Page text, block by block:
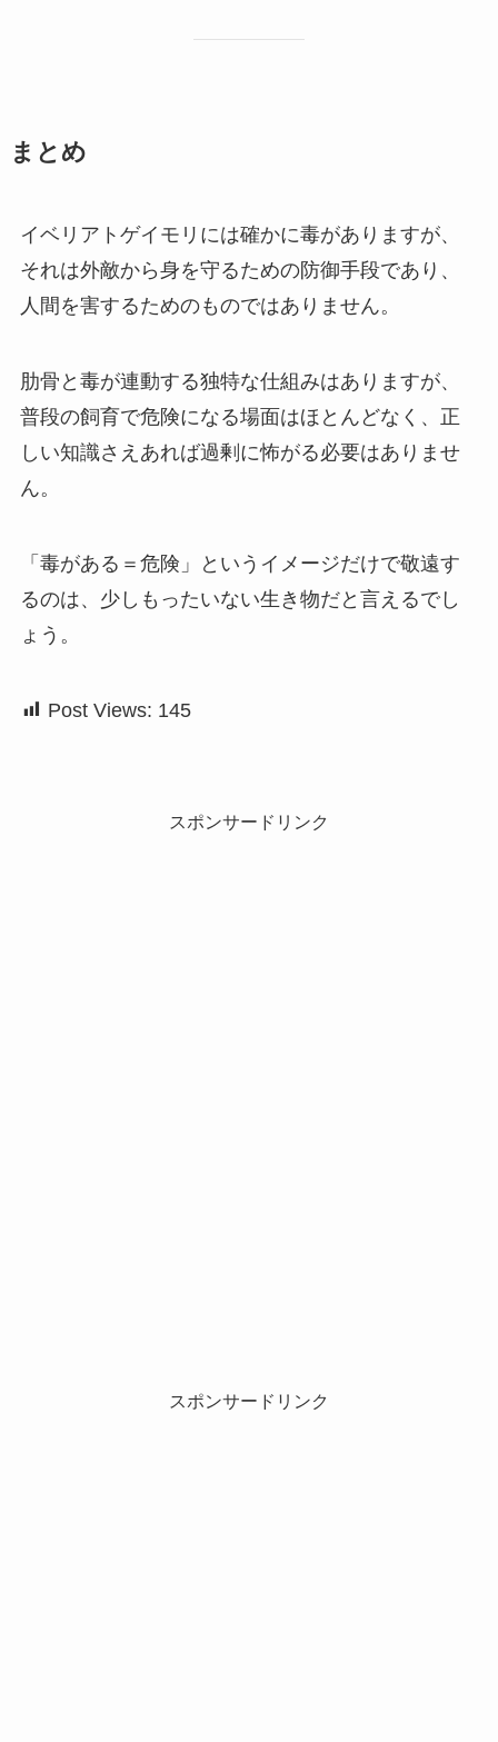
まとめ
イベリアトゲイモリには確かに毒がありますが、
それは外敵から身を守るための防御手段であり、
人間を害するためのものではありません。
肋骨と毒が連動する独特な仕組みはありますが、
普段の飼育で危険になる場面はほとんどなく、正
しい知識さえあれば過剰に怖がる必要はありませ
ん。
「毒がある＝危険」というイメージだけで敬遠す
るのは、少しもったいない生き物だと言えるでし
ょう。
Post Views: 145
スポンサードリンク
スポンサードリンク